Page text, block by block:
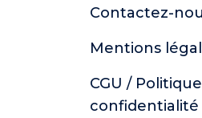
Contactez-
Mentions
CGU /
confidentialité